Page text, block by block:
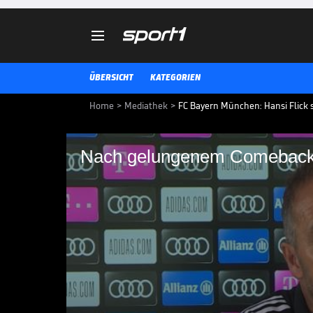

ÜBERSICHT KATEGORIEN
Home > Mediathek > FC Bayern München: Hansi
Nach gelungenem
Nach gelungenem
von Süle
Nach überstandenem
Comeback im Testspiel gegen
Hansi Flick ausdrücklich gelobt.